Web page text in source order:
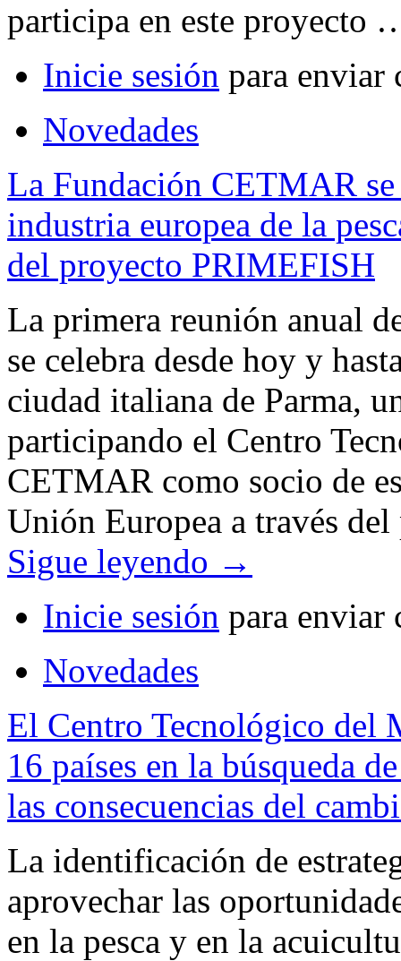
participa en este proyecto
Inicie sesión para enviar
Novedades
La Fundación CETMAR
industria europea de la
del proyecto PRIMEFISH
La primera reunión anual
se celebra desde hoy y
ciudad italiana de Parma,
participando el Centro
CETMAR como socio de
Unión Europea a través
Sigue leyendo →
Inicie sesión para enviar
Novedades
El Centro Tecnológico del
16 países en la búsqueda
las consecuencias del
La identificación de
aprovechar las
en la pesca y en la